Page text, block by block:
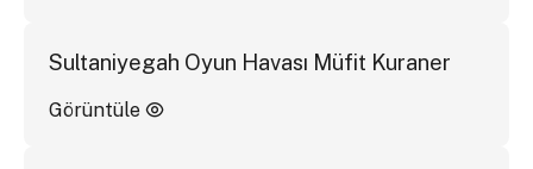
Sultaniyegah Oyun Havası Müfit Kuraner
Görüntüle